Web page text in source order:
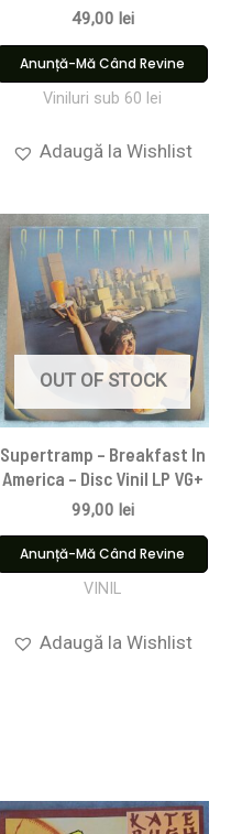
49,00 lei
Anunță-Mă Când Revine
Viniluri sub 60 lei
Adaugă la Wishlist
OUT OF STOCK
Supertramp – Breakfast In
America – Disc Vinil LP VG+
99,00 lei
Anunță-Mă Când Revine
VINIL
Adaugă la Wishlist